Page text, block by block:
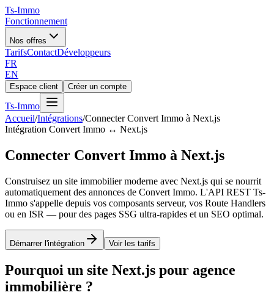
Ts-Immo
Fonctionnement
Nos offres
TarifsContactDéveloppeurs
FR
EN
Espace client Créer un compte
Ts-Immo
Accueil/Intégrations/Connecter Convert Immo à Next.js
Intégration Convert Immo ↔ Next.js
Connecter Convert Immo à Next.js
Construisez un site immobilier moderne avec Next.js qui se nourrit
automatiquement des annonces de Convert Immo. L'API REST Ts-
Immo s'appelle depuis vos composants serveur, vos Route Handlers
ou en ISR — pour des pages SSG ultra-rapides et un SEO optimal.
Démarrer l'intégration Voir les tarifs
Pourquoi un site Next.js pour agence
immobilière ?